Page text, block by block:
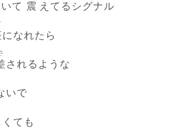
て 震 えてるシグナル
になれたら
されるような
いで
くても